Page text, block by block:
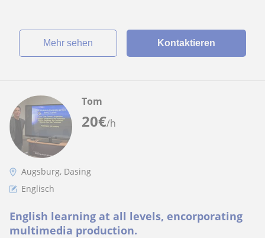
Mehr sehen Kontaktieren
20€/h
Tom
Augsburg, Dasing
Englisch
English learning at all levels, encorporating
multimedia production.